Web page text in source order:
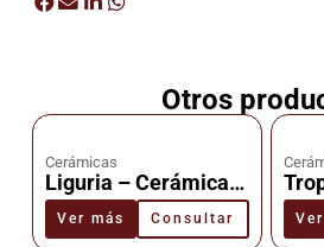
Otros
Cerámicas
Liguria – Cerámica –
Cañuelas
Ver más Consultar